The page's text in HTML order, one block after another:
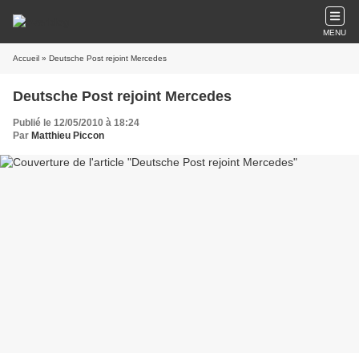
MENU
Accueil » Deutsche Post rejoint Mercedes
Deutsche Post rejoint Mercedes
Publié le 12/05/2010 à 18:24
Par Matthieu Piccon